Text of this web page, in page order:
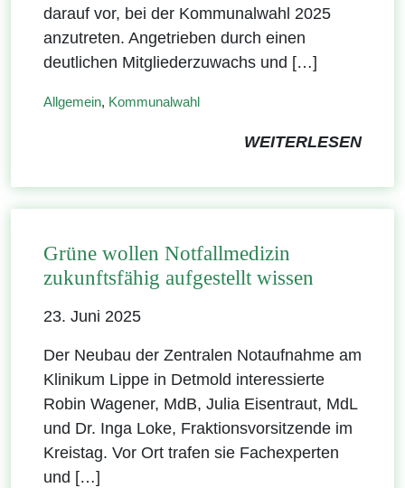
darauf vor, bei der Kommunalwahl 2025
anzutreten. Angetrieben durch einen
deutlichen Mitgliederzuwachs und […]
Allgemein, Kommunalwahl
WEITERLESEN
Grüne wollen Notfallmedizin
zukunftsfähig aufgestellt wissen
23. Juni 2025
Der Neubau der Zentralen Notaufnahme am
Klinikum Lippe in Detmold interessierte
Robin Wagener, MdB, Julia Eisentraut, MdL
und Dr. Inga Loke, Fraktionsvorsitzende im
Kreistag. Vor Ort trafen sie Fachexperten
und […]